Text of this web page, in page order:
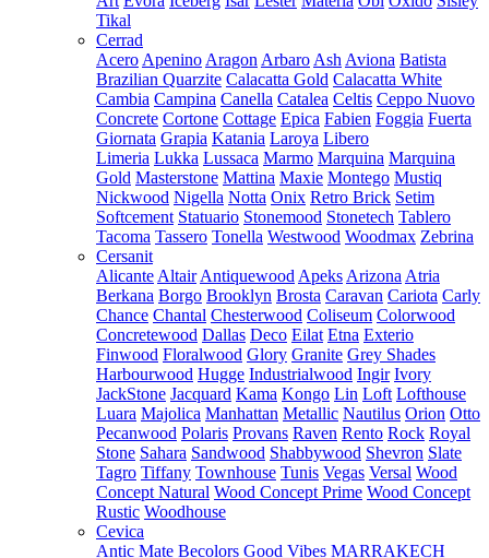
Tikal
Cerrad
Acero Apenino Aragon Arbaro Ash Aviona Batista
Brazilian Quarzite Calacatta Gold Calacatta White
Cambia Campina Canella Catalea Celtis Ceppo Nuovo
Concrete Cortone Cottage Epica Fabien Foggia Fuerta
Giornata Grapia Katania Laroya Libero
Limeria Lukka Lussaca Marmo Marquina Marquina
Gold Masterstone Mattina Maxie Montego Mustiq
Nickwood Nigella Notta Onix Retro Brick Setim
Softcement Statuario Stonemood Stonetech Tablero
Tacoma Tassero Tonella Westwood Woodmax Zebrina
Cersanit
Alicante Altair Antiquewood Apeks Arizona Atria
Berkana Borgo Brooklyn Brosta Caravan Cariota Carly
Chance Chantal Chesterwood Coliseum Colorwood
Concretewood Dallas Deco Eilat Etna Exterio
Finwood Floralwood Glory Granite Grey Shades
Harbourwood Hugge Industrialwood Ingir Ivory
JackStone Jacquard Kama Kongo Lin Loft Lofthouse
Luara Majolica Manhattan Metallic Nautilus Orion Otto
Pecanwood Polaris Provans Raven Rento Rock Royal
Stone Sahara Sandwood Shabbywood Shevron Slate
Tagro Tiffany Townhouse Tunis Vegas Versal Wood
Concept Natural Wood Concept Prime Wood Concept
Rustic Woodhouse
Cevica
Antic Mate Becolors Good Vibes MARRAKECH